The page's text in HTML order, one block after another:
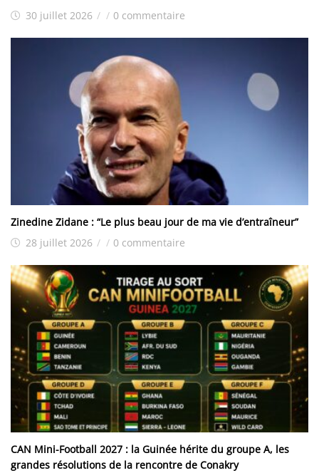
30 juillet 2026 / / 0 commentaire
Zinedine Zidane : “Le plus beau jour de ma vie d’entraîneur”
28 juillet 2026 / / 0 commentaire
CAN Mini-Football 2027 : la Guinée hérite du groupe A, les
grandes résolutions de la rencontre de Conakry